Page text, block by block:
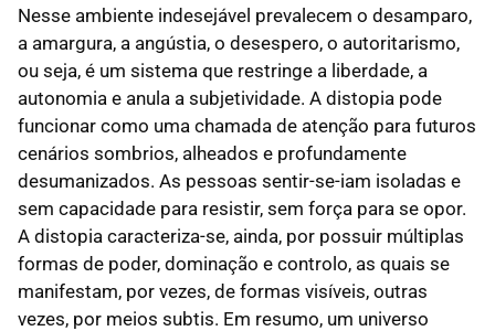
Nesse ambiente indesejável prevalecem o desamparo,
a amargura, a angústia, o desespero, o autoritarismo,
ou seja, é um sistema que restringe a liberdade, a
autonomia e anula a subjetividade. A distopia pode
funcionar como uma chamada de atenção para futuros
cenários sombrios, alheados e profundamente
desumanizados. As pessoas sentir-se-iam isoladas e
sem capacidade para resistir, sem força para se opor.
A distopia caracteriza-se, ainda, por possuir múltiplas
formas de poder, dominação e controlo, as quais se
manifestam, por vezes, de formas visíveis, outras
vezes, por meios subtis. Em resumo, um universo